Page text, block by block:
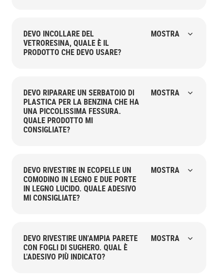
DEVO INCOLLARE DEL
VETRORESINA, QUALE È IL
PRODOTTO CHE DEVO USARE?
MOSTRA
DEVO RIPARARE UN SERBATOIO DI
PLASTICA PER LA BENZINA CHE HA
UNA PICCOLISSIMA FESSURA.
QUALE PRODOTTO MI
CONSIGLIATE?
MOSTRA
DEVO RIVESTIRE IN ECOPELLE UN
COMODINO IN LEGNO E DUE PORTE
IN LEGNO LUCIDO. QUALE ADESIVO
MI CONSIGLIATE?
MOSTRA
DEVO RIVESTIRE UN'AMPIA PARETE
CON FOGLI DI SUGHERO. QUAL È
L'ADESIVO PIÙ INDICATO?
MOSTRA